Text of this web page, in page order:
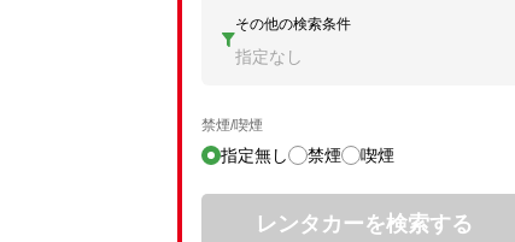
その他の検索条件
指定なし
禁煙/喫煙
指定無し 禁煙 喫煙
レンタカーを検索する